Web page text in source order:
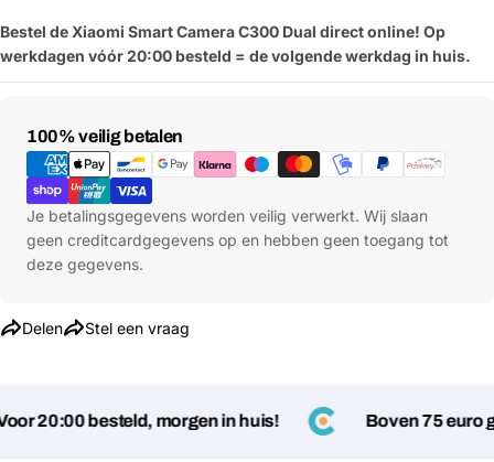
Bestel de Xiaomi Smart Camera C300 Dual direct online! Op
werkdagen vóór 20:00 besteld = de volgende werkdag in huis.
100% veilig betalen
Betaalmethoden
Je betalingsgegevens worden veilig verwerkt. Wij slaan
geen creditcardgegevens op en hebben geen toegang tot
deze gegevens.
Delen Stel een vraag
20:00 besteld, morgen in huis! Boven 75 euro